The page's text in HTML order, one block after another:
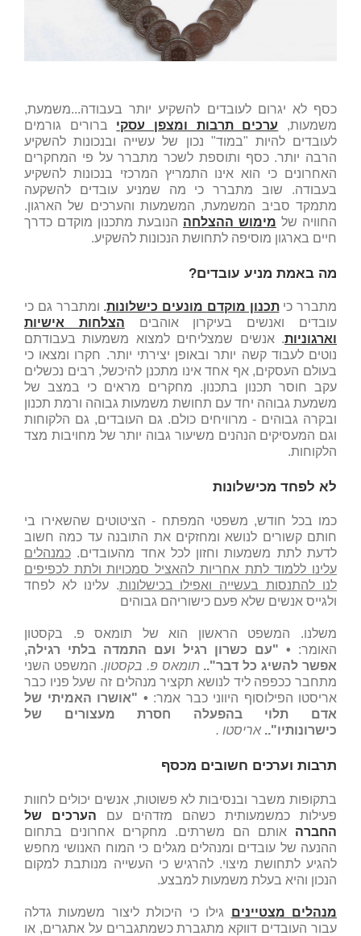
כסף לא יגרום לעובדים להשקיע יותר בעבודה...משמעת,
משמעות, ערכים תרבות ומצפן עסקי ברורים גורמים
לעובדים להיות "במוד" נכון של עשייה ובנכונות להשקיע
הרבה יותר. כסף ותוספת לשכר מתברר על פי המחקרים
האחרונים כי הוא אינו התמריץ המרכזי בנכונות להשקיע
בעבודה. שוב מתברר כי מה שמניע עובדים להשקעה
מתמקד סביב המשמעת, המשמעות והערכים של הארגון.
החוויה של מימוש ההצלחה הנובעת מתכנון מוקדם כדרך
חיים בארגון מוסיפה לתחושת הנכונות להשקיע.
מה באמת מניע עובדים?
מתברר כיתכנון מוקדם מונעים כישלונות. ומתברר גם כי
עובדים ואנשים בעיקרון אוהבים הצלחות אישיות
וארגוניות. אנשים שמצליחים למצוא משמעות בעבודתם
נוטים לעבוד קשה יותר ובאופן יצירתי יותר. חקרו ומצאו כי
בעולם העסקים, אף אחד אינו מתכנן להיכשל, רבים נכשלים
עקב חוסר תכנון בתכנון. מחקרים מראים כי במצב של
משמעת גבוהה יחד עם תחושת משמעות גבוהה ורמת תכנון
ובקרה גבוהים - מרוויחים כולם. גם העובדים, גם הלקוחות
וגם המעסיקים הנהנים משיעור גבוה יותר של מחויבות מצד
הלקוחות.
לא לפחד מכישלונות
כמו בכל חודש, משפטי המפתח - הציטוטים שהשאירו בי
חותם קשורים לנושא ומחזקים את התובנה עד כמה חשוב
לדעת לתת משמעות וחזון לכל אחד מהעובדים. כמנהלים
עלינו ללמוד לתת אחריות להאציל סמכויות ולתת לכפיפים
לנו להתנסות בעשייה ואפילו בכישלונות. עלינו לא לפחד
ולגייס אנשים שלא פעם כישוריהם גבוהים
משלנו. המשפט הראשון הוא של תומאס פ. בקסטון
האומר: • "עם כשרון רגיל ועם התמדה בלתי רגילה,
אפשר להשיג כל דבר"..תומאס פ. בקסטון. המשפט השני
מתחבר ככפפה ליד לנושא תקציר מנהלים זה שעל פניו כבר
אריסטו הפילוסוף היווני כבר אמר: • "אושרו האמיתי של
אדם תלוי בהפעלה חסרת מעצורים של
כישרונותיו"..אריסטו .
תרבות וערכים חשובים מכסף
בתקופות משבר ובנסיבות לא פשוטות, אנשים יכולים לחוות
פעילות כמשמעותית כשהם מזדהים עם הערכים של
החברה אותם הם משרתים. מחקרים אחרונים בתחום
ההנעה של עובדים ומנהלים מגלים כי המוח האנושי מחפש
להגיע לתחושת מיצוי. להרגיש כי העשייה מנותבת למקום
הנכון והיא בעלת משמעות למבצע.
מנהלים מצטיינים גילו כי היכולת ליצור משמעות גדלה
עבור העובדים דווקא מתגברת כשמתגברים על אתגרים, או